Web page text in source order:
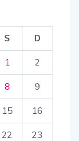
S D
1 2
8 9
15 16